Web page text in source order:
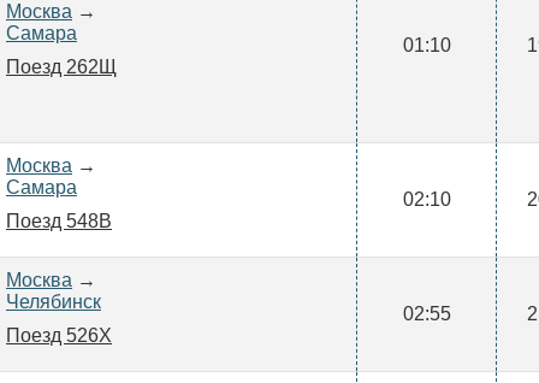
Москва →
Самара
Поезд 262Щ
01:10
Москва →
Самара
Поезд 548В
02:10
Москва →
Челябинск
Поезд 526Х
02:55